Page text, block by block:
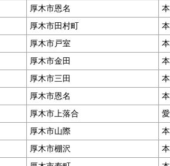
厚木市恩名
厚木市田村町
厚木市戸室
厚木市金田
厚木市三田
厚木市恩名
厚木市上落合
厚木市山際
厚木市棚沢